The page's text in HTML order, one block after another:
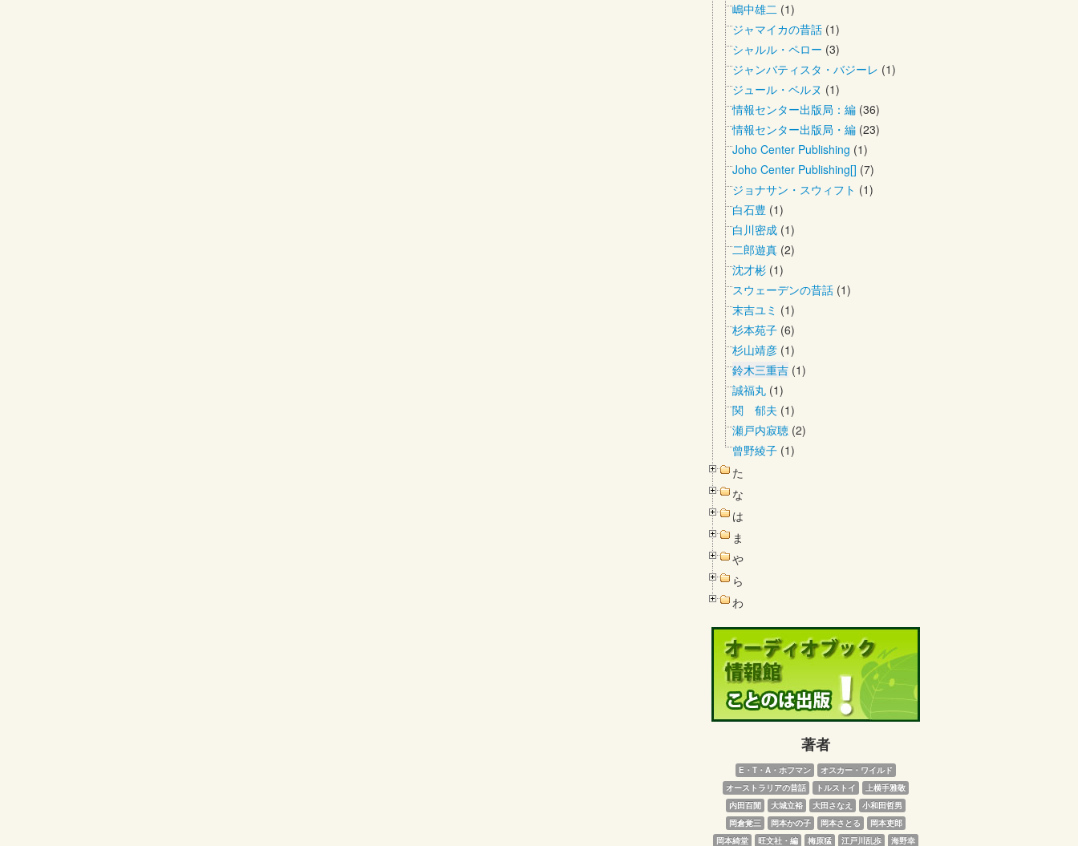
嶋中雄二 (1)
ジャマイカの昔話 (1)
シャルル・ペロー (3)
ジャンバティスタ・バジーレ (1)
ジュール・ベルヌ (1)
情報センター出版局：編 (36)
情報センター出版局・編 (23)
Joho Center Publishing (1)
Joho Center Publishing[] (7)
ジョナサン・スウィフト (1)
白石豊 (1)
白川密成 (1)
二郎遊真 (2)
沈才彬 (1)
スウェーデンの昔話 (1)
末吉ユミ (1)
杉本苑子 (6)
杉山靖彦 (1)
鈴木三重吉 (1)
誠福丸 (1)
関 郁夫 (1)
瀬戸内寂聴 (2)
曾野綾子 (1)
た
な
は
ま
や
ら
わ
著者
E・T・A・ホフマン
オスカー・ワイルド
オーストラリアの昔話
トルストイ
上横手雅敬
内田百閒
大城立裕 大田さなえ
小和田哲男
岡倉覚三
岡本かの子 岡本さとる
岡本吏郎
岡本綺堂
旺文社・編 梅原猛 江戸川乱歩 海野幸